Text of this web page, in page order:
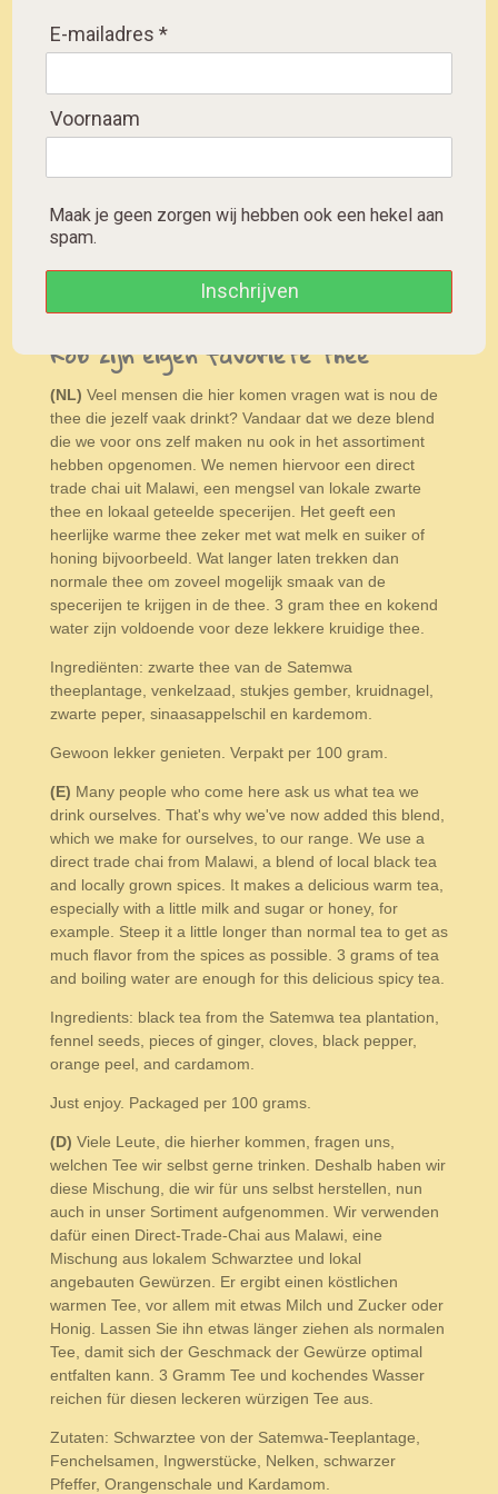
Rob's personal favorite,
Robs persönlicher
Leckereien.
S
h
a
a
a
a
Rob zijn eigen favoriete thee
(NL) Veel mensen die hier komen vragen wat is nou de
thee die jezelf vaak drinkt? Vandaar dat we deze blend
die we voor ons zelf maken nu ook in het assortiment
hebben opgenomen. We nemen hiervoor een direct
trade chai uit Malawi, een mengsel van lokale zwarte
thee en lokaal geteelde specerijen. Het geeft een
heerlijke warme thee zeker met wat melk en suiker of
honing bijvoorbeeld. Wat langer laten trekken dan
normale thee om zoveel mogelijk smaak van de
specerijen te krijgen in de thee. 3 gram thee en kokend
water zijn voldoende voor deze lekkere kruidige thee.
Ingrediënten: zwarte thee van de Satemwa
theeplantage, venkelzaad, stukjes gember, kruidnagel,
zwarte peper, sinaasappelschil en kardemom.
Gewoon lekker genieten. Verpakt per 100 gram.
(E) Many people who come here ask us what tea we
drink ourselves. That's why we've now added this blend,
which we make for ourselves, to our range. We use a
direct trade chai from Malawi, a blend of local black tea
and locally grown spices. It makes a delicious warm tea,
especially with a little milk and sugar or honey, for
example. Steep it a little longer than normal tea to get as
much flavor from the spices as possible. 3 grams of tea
and boiling water are enough for this delicious spicy tea.
Ingredients: black tea from the Satemwa tea plantation,
fennel seeds, pieces of ginger, cloves, black pepper,
orange peel, and cardamom.
Just enjoy. Packaged per 100 grams.
(D) Viele Leute, die hierher kommen, fragen uns,
welchen Tee wir selbst gerne trinken. Deshalb haben wir
diese Mischung, die wir für uns selbst herstellen, nun
auch in unser Sortiment aufgenommen. Wir verwenden
dafür einen Direct-Trade-Chai aus Malawi, eine
Mischung aus lokalem Schwarztee und lokal
angebauten Gewürzen. Er ergibt einen köstlichen
warmen Tee, vor allem mit etwas Milch und Zucker oder
Honig. Lassen Sie ihn etwas länger ziehen als normalen
Tee, damit sich der Geschmack der Gewürze optimal
entfalten kann. 3 Gramm Tee und kochendes Wasser
reichen für diesen leckeren würzigen Tee aus.
Zutaten: Schwarztee von der Satemwa-Teeplantage,
Fenchelsamen, Ingwerstücke, Nelken, schwarzer
Pfeffer, Orangenschale und Kardamom.
E-mailadres *
Voornaam
Maak je geen zorgen wij hebben ook een hekel aan
spam.
Inschrijven